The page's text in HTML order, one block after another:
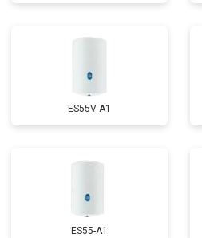
ES55V-A1
ES55-A1